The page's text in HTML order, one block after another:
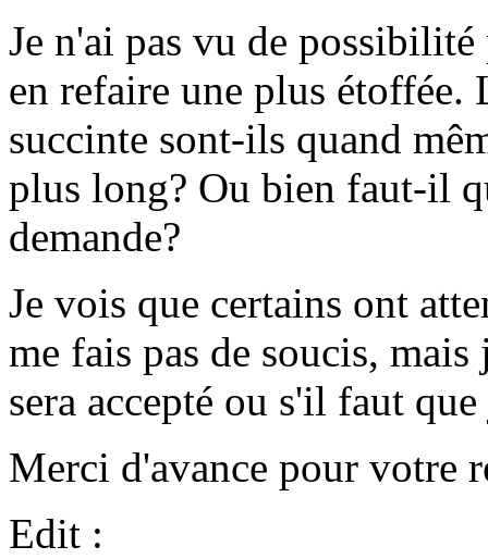
Je n'ai pas vu de
en refaire une plus étoffée.
succinte sont-ils quand
plus long? Ou bien faut-il
demande?
Je vois que certains ont
me fais pas de soucis,
sera accepté ou s'il faut
Merci d'avance pour votre
Edit :